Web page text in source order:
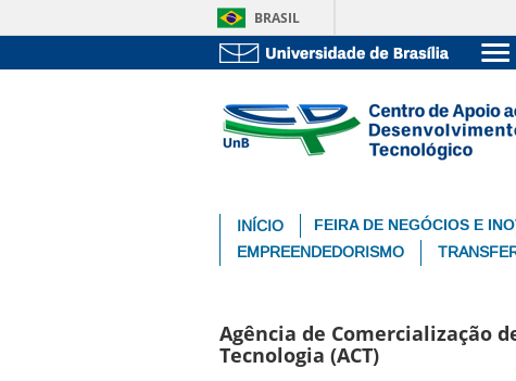
BRASIL
INÍCIO FEIRA DE NEGÓCIOS E
EMPREENDEDORISMO
Agência de Comercialização
Tecnologia (ACT)